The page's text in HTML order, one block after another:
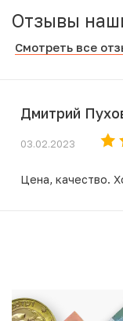
Отзывы
Смотреть все
Дмитрий
03.02.2023
Цена, качество.